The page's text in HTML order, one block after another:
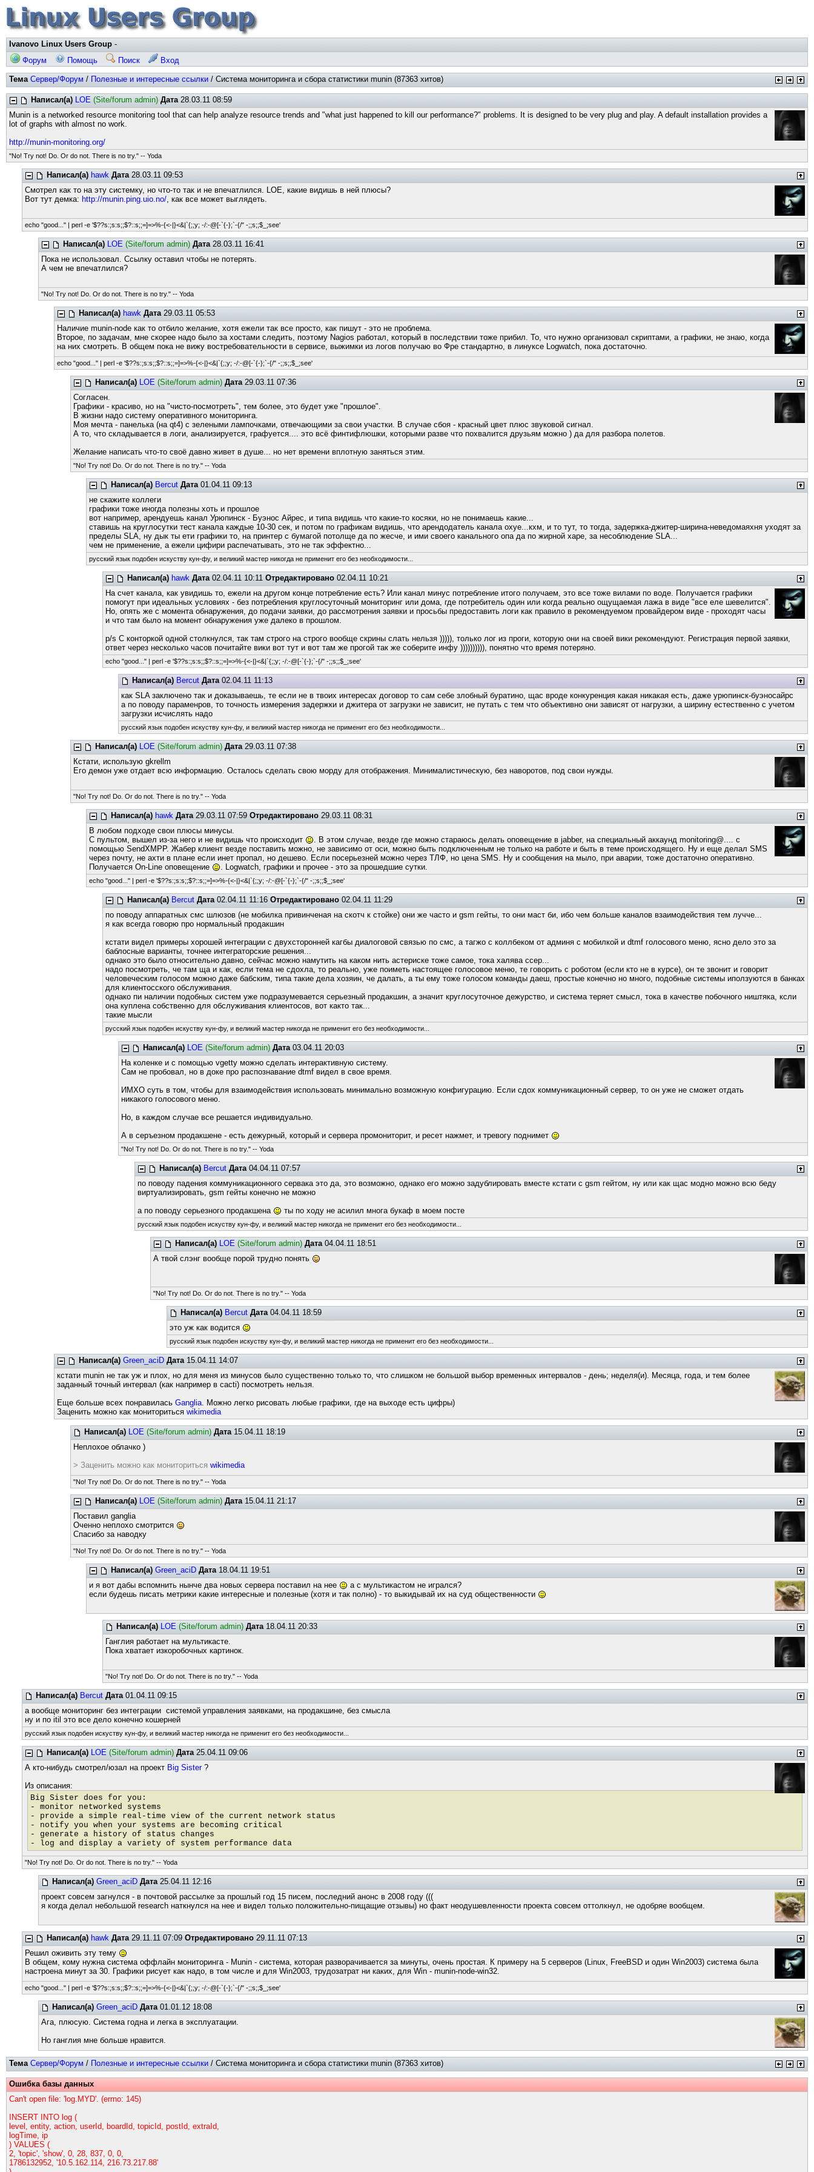
Ivanovo Linux Users Group -
Форум
Помощь Поиск Вход
Тема Сервер/Форум / Полезные и интересные ссылки / Система мониторинга и сбора статистики munin (87363 хитов)
Написал(а) LOE (Site/forum admin) Дата28.03.11 08:59
Munin is a networked resource monitoring tool that can help analyze resource trends and "what just happened to kill our performance?" problems. It is designed to be very plug and play. A default installation provides a
lot of graphs with almost no work.
http://munin-monitoring.org/
"No! Try not! Do. Or do not. There is no try." -- Yoda
Написал(а) hawk Дата28.03.11 09:53
Смотрел как то на эту системку, но что-то так и не впечатлился. LOE, какие видишь в ней плюсы?
Вот тут демка: http://munin.ping.uio.no/, как все может выглядеть.
echo "good..." | perl -e '$??s:;s:s;;$?::s;;=]=>%-{<-|}<&|`{;;y; -/:-@[-`{-};`-{/" -;;s;;$_;see'
Написал(а) LOE (Site/forum admin) Дата28.03.11 16:41
Пока не использовал. Ссылку оставил чтобы не потерять.
А чем не впечатлился?
"No! Try not! Do. Or do not. There is no try." -- Yoda
Написал(а) hawk Дата29.03.11 05:53
Наличие munin-node как то отбило желание, хотя ежели так все просто, как пишут - это не проблема.
Второе, по задачам, мне скорее надо было за хостами следить, поэтому Nagios работал, который в последствии тоже прибил. То, что нужно организовал скриптами, а графики, не знаю, когда
на них смотреть. В общем пока не вижу востребовательности в сервисе, выжимки из логов получаю во Фре стандартно, в линуксе Logwatch, пока достаточно.
echo "good..." | perl -e '$??s:;s:s;;$?::s;;=]=>%-{<-|}<&|`{;;y; -/:-@[-`{-};`-{/" -;;s;;$_;see'
Написал(а) LOE (Site/forum admin) Дата29.03.11 07:36
Согласен.
Графики - красиво, но на "чисто-посмотреть", тем более, это будет уже "прошлое".
В жизни надо систему оперативного мониторинга.
Моя мечта - панелька (на qt4) с зелеными лампочками, отвечающими за свои участки. В случае сбоя - красный цвет плюс звуковой сигнал.
А то, что складывается в логи, анализируется, графуется.... это всё финтифлюшки, которыми разве что похвалится друзьям можно ) да для разбора полетов.
Желание написать что-то своё давно живет в душе... но нет времени вплотную заняться этим.
"No! Try not! Do. Or do not. There is no try." -- Yoda
Написал(а) Bercut Дата01.04.11 09:13
не скажите коллеги
графики тоже иногда полезны хоть и прошлое
вот например, арендуешь канал Урюпинск - Буэнос Айрес, и типа видишь что какие-то косяки, но не понимаешь какие...
ставишь на круглосутки тест канала каждые 10-30 сек, и потом по графикам видишь, что арендодатель канала охуе...кхм, и то тут, то тогда, задержка-джитер-ширина-неведомаяхня уходят за
пределы SLA, ну дык ты ети графики то, на принтер с бумагой потолще да по жесче, и ими своего канального опа да по жирной харе, за несоблюдение SLA...
чем не применение, а ежели цифири распечатывать, это не так эффектно...
русский язык подобен искуству кун-фу, и великий мастер никогда не применит его без необходимости...
Написал(а) hawk Дата02.04.11 10:11 Отредактировано02.04.11 10:21
На счет канала, как увидишь то, ежели на другом конце потребление есть? Или канал минус потребление итого получаем, это все тоже вилами по воде. Получается графики
помогут при идеальных условиях - без потребления круглосуточный мониторинг или дома, где потребитель один или когда реально ощущаемая лажа в виде "все еле шевелится".
Но, опять же с момента обнаружения, до подачи заявки, до рассмотрения заявки и просьбы предоставить логи как правило в рекомендуемом провайдером виде - проходят часы
и что там было на момент обнаружения уже далеко в прошлом.
p/s С конторкой одной столкнулся, так там строго на строго вообще скрины слать нельзя ))))), только лог из проги, которую они на своей вики рекомендуют. Регистрация первой заявки,
ответ через несколько часов почитайте вики вот тут и вот там же прогой так же соберите инфу )))))))))), понятно что время потеряно.
echo "good..." | perl -e '$??s:;s:s;;$?::s;;=]=>%-{<-|}<&|`{;;y; -/:-@[-`{-};`-{/" -;;s;;$_;see'
Написал(а) Bercut Дата02.04.11 11:13
как SLA заключено так и доказываешь, те если не в твоих интересах договор то сам себе злобный буратино, щас вроде конкуренция какая никакая есть, даже урюпинск-буэносайрс
а по поводу параменров, то точность измерения задержки и джитера от загрузки не зависит, не путать с тем что объективно они зависят от нагрузки, а ширину естественно с учетом
загрузки исчислять надо
русский язык подобен искуству кун-фу, и великий мастер никогда не применит его без необходимости...
Написал(а) LOE (Site/forum admin) Дата29.03.11 07:38
Кстати, использую gkrellm
Его демон уже отдает всю информацию. Осталось сделать свою морду для отображения. Минималистическую, без наворотов, под свои нужды.
"No! Try not! Do. Or do not. There is no try." -- Yoda
Написал(а) hawk Дата29.03.11 07:59Отредактировано 29.03.11 08:31
В любом подходе свои плюсы минусы.
С пультом, вышел из-за него и не видишь что происходит
. В этом случае, везде где можно стараюсь делать оповещение в jabber, на специальный аккаунд monitoring@.... с
помощью SendXMPP. Жабер клиент везде поставить можно, не зависимо от оси, можно быть подключенным не только на работе и быть в теме происходящего. Ну и еще делал SMS
через почту, не ахти в плане если инет пропал, но дешево. Если посерьезней можно через ТЛФ, но цена SMS. Ну и сообщения на мыло, при аварии, тоже достаточно оперативно.
Получается On-Line оповещение
. Logwatch, графики и прочее - это за прошедшие сутки.
echo "good..." | perl -e '$??s:;s:s;;$?::s;;=]=>%-{<-|}<&|`{;;y; -/:-@[-`{-};`-{/" -;;s;;$_;see'
Написал(а) Bercut Дата02.04.11 11:16 Отредактировано02.04.11 11:29
по поводу аппаратных смс шлюзов (не мобилка привинченая на скотч к стойке) они же часто и gsm гейты, то они маст би, ибо чем больше каналов взаимодействия тем лучче...
я как всегда говорю про нормальный продакшин
кстати видел примеры хорошей интеграции с двухсторонней кагбы диалоговой связью по смс, а тагжо с коллбеком от админя с мобилкой и dtmf голосового меню, ясно дело это за
баблосные варианты, точнее интеграторские решения...
однако это было относительно давно, сейчас можно намутить на каком нить астериске тоже самое, тока халява ссер...
надо посмотреть, че там ща и как, если тема не сдохла, то реально, уже поиметь настоящее голосовое меню, те говорить с роботом (если кто не в курсе), он те звонит и говорит
человеческим голосом можно даже бабским, типа такие дела хозяин, че далать, а ты ему тоже голосом команды даеш, простые конечно но много, подобные системы иползуются в банках
для клиентосского обслуживания.
однако пи наличии подобных систем уже подразумевается серьезный продакшин, а значит круглосуточное дежурство, и система теряет смысл, тока в качестве побочного ништяка, ксли
она куплена собственно для обслуживания клиентосов, вот както так...
такие мысли
русский язык подобен искуству кун-фу, и великий мастер никогда не применит его без необходимости...
Написал(а) LOE (Site/forum admin) Дата03.04.11 20:03
На коленке и с помощью vgetty можно сделать интерактивную систему.
Сам не пробовал, но в доке про распознавание dtmf видел в свое время.
ИМХО суть в том, чтобы для взаимодействия использовать минимально возможную конфигурацию. Если сдох коммуникационный сервер, то он уже не сможет отдать
никакого голосового меню.
Но, в каждом случае все решается индивидуально.
А в серъезном продакшене - есть дежурный, который и сервера промониторит, и ресет нажмет, и тревогу поднимет
"No! Try not! Do. Or do not. There is no try." -- Yoda
Написал(а) Bercut Дата04.04.11 07:57
по поводу падения коммуникационного сервака это да, это возможно, однако его можно задублировать вместе кстати с gsm гейтом, ну или как щас модно можно всю беду
виртуализировать, gsm гейты конечно не можно
а по поводу серьезного продакшена
ты по ходу не асилил многа букаф в моем посте
русский язык подобен искуству кун-фу, и великий мастер никогда не применит его без необходимости...
Написал(а) LOE (Site/forum admin) Дата04.04.11 18:51
А твой слэнг вообще порой трудно понять
"No! Try not! Do. Or do not. There is no try." -- Yoda
Написал(а) Bercut Дата04.04.11 18:59
это уж как водится
русский язык подобен искуству кун-фу, и великий мастер никогда не применит его без необходимости...
Написал(а) Green_aciD Дата15.04.11 14:07
кстати munin не так уж и плох, но для меня из минусов было существенно только то, что слишком не большой выбор временных интервалов - день; неделя(и). Месяца, года, и тем более
заданный точный интервал (как например в cacti) посмотреть нельзя.
Еще больше всех понравиласьGanglia. Можно легко рисовать любые графики, где на выходе есть цифры)
Заценить можно как мониторитьсяwikimedia
Написал(а) LOE (Site/forum admin) Дата15.04.11 18:19
Неплохое облачко )
> Заценить можно как мониториться wikimedia
"No! Try not! Do. Or do not. There is no try." -- Yoda
Написал(а) LOE (Site/forum admin) Дата15.04.11 21:17
Поставил ganglia
Оченно неплохо смотрится
Спасибо за наводку
"No! Try not! Do. Or do not. There is no try." -- Yoda
Написал(а) Green_aciD Дата18.04.11 19:51
и я вот дабы вспомнить нынче два новых сервера поставил на нее
а с мультикастом не игрался?
если будешь писать метрики какие интересные и полезные (хотя и так полно) - то выкидывай их на суд общественности
Написал(а) LOE (Site/forum admin) Дата18.04.11 20:33
Ганглия работает на мультикасте.
Пока хватает изкоробочных картинок.
"No! Try not! Do. Or do not. There is no try." -- Yoda
Написал(а) Bercut Дата01.04.11 09:15
а вообще мониторинг без интеграции системой управления заявками, на продакшине, без смысла
ну и по itil это все дело конечно кошерней
русский язык подобен искуству кун-фу, и великий мастер никогда не применит его без необходимости...
Написал(а) LOE (Site/forum admin) Дата25.04.11 09:06
А кто-нибудь смотрел/юзал на проект Big Sister?
Из описания:
Big Sister does for you:
- monitor networked systems
- provide a simple real-time view of the current network status
- notify you when your systems are becoming critical
- generate a history of status changes
- log and display a variety of system performance data
"No! Try not! Do. Or do not. There is no try." -- Yoda
Написал(а) Green_aciD Дата25.04.11 12:16
проект совсем загнулся - в почтовой рассылке за прошлый год 15 писем, последний анонс в 2008 году (((
я когда делал небольшой research наткнулся на нее и видел только положительно-пищащие отзывы) но факт неодушевленности проекта совсем оттолкнул, не одобряе вообщем.
Написал(а) hawk Дата29.11.11 07:09Отредактировано 29.11.11 07:13
Решил оживить эту тему
В общем, кому нужна система оффлайн мониторинга - Munin - система, которая разворачивается за минуты, очень простая. К примеру на 5 серверов (Linux, FreeBSD и один Win2003) система была
настроена минут за 30. Графики рисует как надо, в том числе и для Win2003, трудозатрат ни каких, для Win - munin-node-win32.
echo "good..." | perl -e '$??s:;s:s;;$?::s;;=]=>%-{<-|}<&|`{;;y; -/:-@[-`{-};`-{/" -;;s;;$_;see'
Написал(а) Green_aciD Дата01.01.12 18:08
Ага, плюсую. Система годна и легка в эксплуатации.
Но ганглия мне больше нравится.
Тема Сервер/Форум / Полезные и интересные ссылки / Система мониторинга и сбора статистики munin (87363 хитов)
Ошибка базы данных
Can't open file: 'log.MYD'. (errno: 145)
INSERT INTO log (
level, entity, action, userId, boardId, topicId, postId, extraId,
logTime, ip
) VALUES (
2, 'topic', 'show', 0, 28, 837, 0, 0,
1786132952, '10.5.162.114, 216.73.217.88'